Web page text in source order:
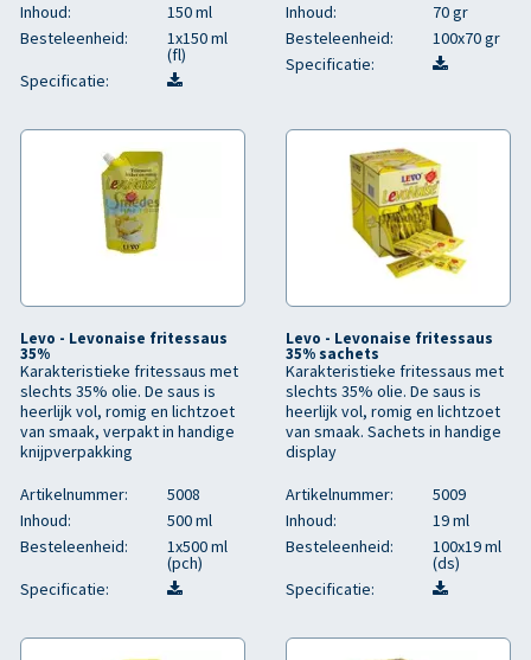
Inhoud:
150 ml
Besteleenheid:
1x150 ml
(fl)
Specificatie:
Inhoud:
70 gr
Besteleenheid:
100x70 gr
Specificatie:
Levo - Levonaise fritessaus
35%
Karakteristieke fritessaus met
slechts 35% olie. De saus is
heerlijk vol, romig en lichtzoet
van smaak, verpakt in handige
knijpverpakking
Artikelnummer:
5008
Inhoud:
500 ml
Besteleenheid:
1x500 ml
(pch)
Specificatie:
Levo - Levonaise fritessaus
35% sachets
Karakteristieke fritessaus met
slechts 35% olie. De saus is
heerlijk vol, romig en lichtzoet
van smaak. Sachets in handige
display
Artikelnummer:
5009
Inhoud:
19 ml
Besteleenheid:
100x19 ml
(ds)
Specificatie: